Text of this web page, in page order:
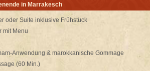
in Marrakesch
oder Suite inklusive Frühstück
mit Menu
Anwendung & marokkanische Gommage
(60 Min.)